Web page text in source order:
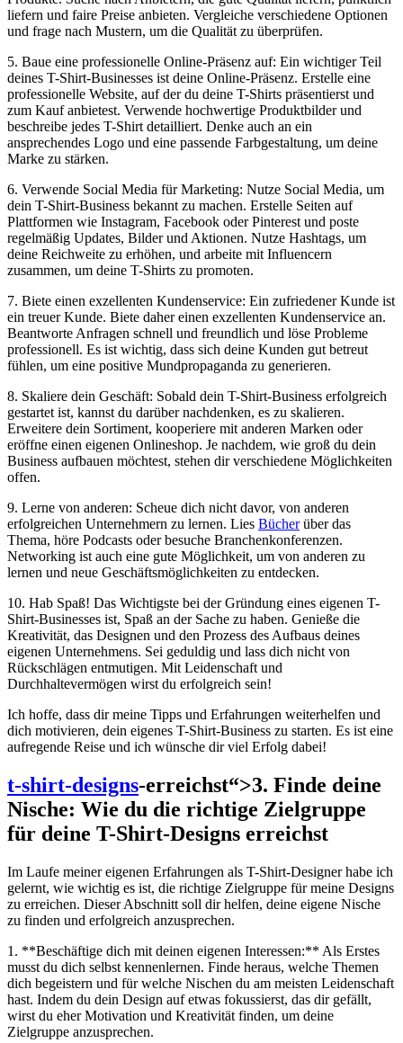
liefern und faire Preise anbieten. Vergleiche verschiedene Optionen
und frage nach Mustern, um die Qualität zu überprüfen.
5. Baue eine professionelle Online-Präsenz auf: Ein wichtiger Teil
deines T-Shirt-Businesses ist deine Online-Präsenz. Erstelle eine
professionelle Website, auf der du deine T-Shirts präsentierst und
zum Kauf anbietest. Verwende hochwertige Produktbilder und
beschreibe jedes T-Shirt detailliert. Denke auch an ein
ansprechendes Logo und eine passende Farbgestaltung, um deine
Marke zu stärken.
6. Verwende Social Media für Marketing: Nutze Social Media, um
dein T-Shirt-Business bekannt zu machen. Erstelle Seiten auf
Plattformen wie Instagram, Facebook oder Pinterest und poste
regelmäßig Updates, Bilder und Aktionen. Nutze Hashtags, um
deine Reichweite zu erhöhen, und arbeite mit Influencern
zusammen, um deine T-Shirts zu promoten.
7. Biete einen exzellenten Kundenservice: Ein zufriedener Kunde ist
ein treuer Kunde. Biete daher einen exzellenten Kundenservice an.
Beantworte Anfragen schnell und freundlich und löse Probleme
professionell. Es ist wichtig, dass sich deine Kunden gut betreut
fühlen, um eine positive Mundpropaganda zu generieren.
8. Skaliere dein Geschäft: Sobald dein T-Shirt-Business erfolgreich
gestartet ist, kannst du darüber nachdenken, es zu skalieren.
Erweitere dein Sortiment, kooperiere mit anderen Marken oder
eröffne einen eigenen Onlineshop. Je nachdem, wie groß du dein
Business aufbauen möchtest, stehen dir verschiedene Möglichkeiten
offen.
9. Lerne von anderen: Scheue dich nicht davor, von anderen
erfolgreichen Unternehmern zu lernen. Lies Bücherüber das
Thema, höre Podcasts oder besuche Branchenkonferenzen.
Networking ist auch eine gute Möglichkeit, um von anderen zu
lernen und neue Geschäftsmöglichkeiten zu entdecken.
10. Hab Spaß! Das Wichtigste bei der Gründung eines eigenen T-
Shirt-Businesses ist, Spaß an der Sache zu haben. Genieße die
Kreativität, das Designen und den Prozess des Aufbaus deines
eigenen Unternehmens. Sei geduldig und lass dich nicht von
Rückschlägen entmutigen. Mit Leidenschaft und
Durchhaltevermögen wirst du erfolgreich sein!
Ich hoffe, dass dir meine Tipps und Erfahrungen weiterhelfen und
dich motivieren, dein eigenes T-Shirt-Business zu starten. Es ist eine
aufregende Reise und ich wünsche dir viel Erfolg dabei!
t-shirt-designs-erreichst“>3. Finde deine
Nische: Wie du die richtige Zielgruppe
für deine T-Shirt-Designs erreichst
Im Laufe meiner eigenen Erfahrungen als T-Shirt-Designer habe ich
gelernt, wie wichtig es ist, die richtige Zielgruppe für meine Designs
zu erreichen. Dieser Abschnitt soll dir helfen, deine eigene Nische
zu finden und erfolgreich anzusprechen.
1. **Beschäftige dich mit deinen eigenen Interessen:** Als Erstes
musst du dich selbst kennenlernen. Finde heraus, welche Themen
dich begeistern und für welche Nischen du am meisten Leidenschaft
hast. Indem du dein Design auf etwas fokussierst, das dir gefällt,
wirst du eher Motivation und Kreativität finden, um deine
Zielgruppe anzusprechen.